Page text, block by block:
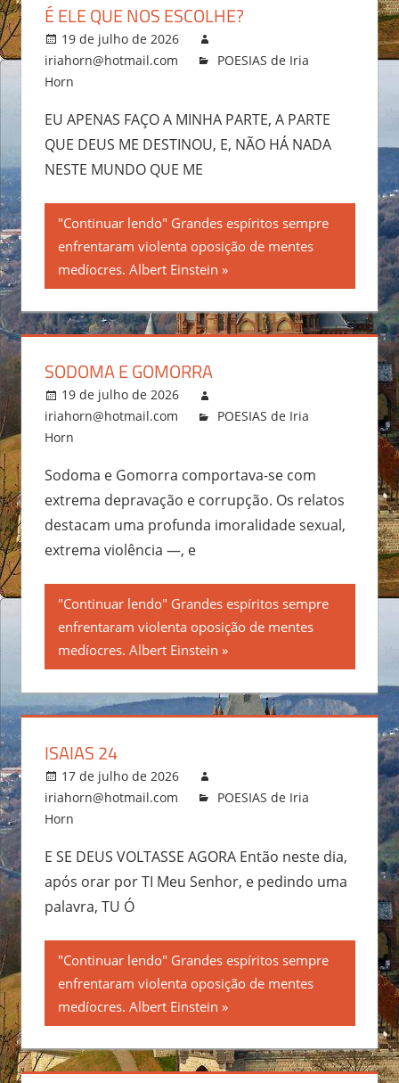
É ELE QUE NOS ESCOLHE?
19 de julho de 2026
iriahorn@hotmail.com
POESIAS de Iria
Horn
EU APENAS FAÇO A MINHA PARTE, A PARTE
QUE DEUS ME DESTINOU, E, NÃO HÁ NADA
NESTE MUNDO QUE ME
"Continuar lendo" Grandes espíritos sempre
enfrentaram violenta oposição de mentes
medíocres. Albert Einstein
SODOMA E GOMORRA
19 de julho de 2026
iriahorn@hotmail.com
POESIAS de Iria
Horn
Sodoma e Gomorra comportava-se com
extrema depravação e corrupção. Os relatos
destacam uma profunda imoralidade sexual,
extrema violência —, e
"Continuar lendo" Grandes espíritos sempre
enfrentaram violenta oposição de mentes
medíocres. Albert Einstein
ISAIAS 24
17 de julho de 2026
iriahorn@hotmail.com
POESIAS de Iria
Horn
E SE DEUS VOLTASSE AGORA Então neste dia,
após orar por TI Meu Senhor, e pedindo uma
palavra, TU Ó
"Continuar lendo" Grandes espíritos sempre
enfrentaram violenta oposição de mentes
medíocres. Albert Einstein